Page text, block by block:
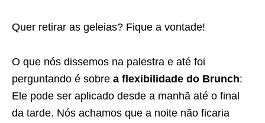
Quer retirar as geleias? Fique a vontade!
O que nós dissemos na palestra e até foi
perguntando é sobre a flexibilidade do Brunch:
Ele pode ser aplicado desde a manhã até o final
da tarde. Nós achamos que a noite não ficaria